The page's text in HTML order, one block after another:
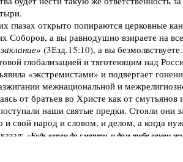
глазах открыто попираются церковные
Соборов, а вы равнодушно взираете на
(3Езд.15:10), а вы
глобализацией и тяготеющим над
«экстремистами» и подвергает
межнациональной и
от братьев во Христе как от смутьянов
наши святые предки. Стояли
и свой народ и словом, и делом, а когда
«Будь верен до смерти, и дам тебе венец